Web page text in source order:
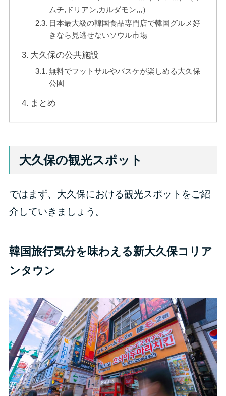
ムチ,ドリアン,カルダモン,,,）
日本最大級の韓国食品専門店で韓国グルメ好
きなら見逃せないソウル市場
大久保の公共施設
無料でフットサルやバスケが楽しめる大久保
公園
まとめ
大久保の観光スポット
ではまず、大久保における観光スポットをご紹
介していきましょう。
韓国旅行気分を味わえる新大久保コリア
ンタウン